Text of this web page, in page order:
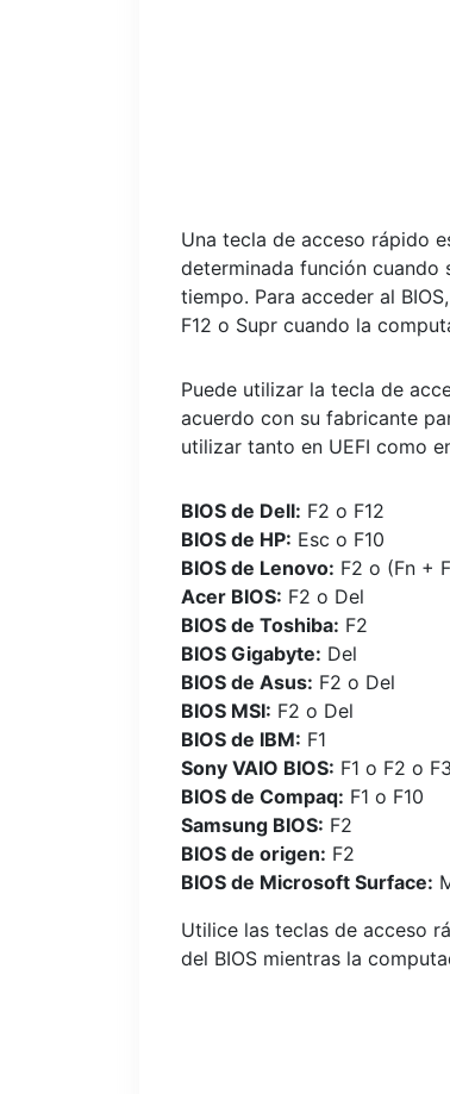
Una tecla de acceso rápido
determinada función
tiempo. Para acceder al
F12 o Supr cuando la
Puede utilizar la tecla de
acuerdo con su fabricante
utilizar tanto en UEFI como
BIOS de Dell: F2 o F12
BIOS de HP: Esc o F10
BIOS de Lenovo: F2 o (Fn +
Acer BIOS: F2 o Del
BIOS de Toshiba: F2
BIOS Gigabyte: Del
BIOS de Asus: F2 o Del
BIOS MSI: F2 o Del
BIOS de IBM: F1
Sony VAIO BIOS: F1 o F2 o F3
BIOS de Compaq: F1 o F10
Samsung BIOS: F2
BIOS de origen: F2
BIOS de Microsoft Surface:
Utilice las teclas de acceso
del BIOS mientras la